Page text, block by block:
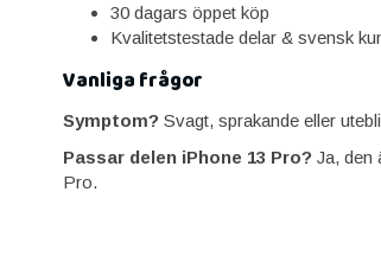
30 dagars öppet köp
Kvalitetstestade delar & svensk
Vanliga frågor
Symptom? Svagt, sprakande eller
Passar delen iPhone 13 Pro? Ja, den
Pro.